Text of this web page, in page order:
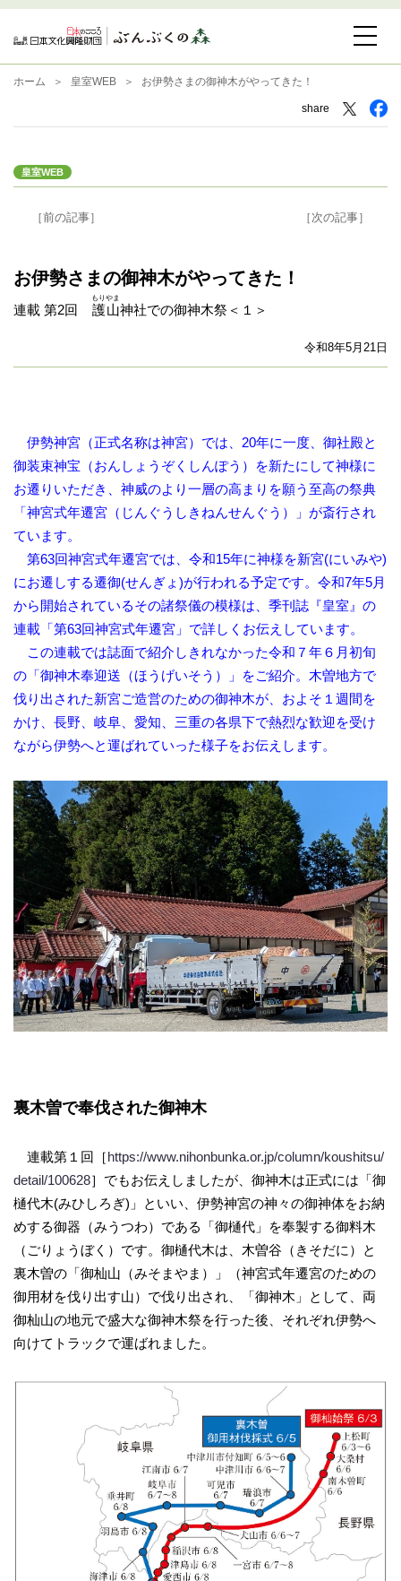
ホーム 皇室WEB お伊勢さまの御神木がやってきた！
share
皇室WEB
［前の記事］ ［次の記事］
お伊勢さまの御神木がやってきた！
連載 第2回 護山
もりやま
神社での御神木祭＜１＞
令和8年5月21日
伊勢神宮（正式名称は神宮）では、20年に一度、御社殿と
御装束神宝（おんしょうぞくしんぽう）を新たにして神様に
お遷りいただき、神威のより一層の高まりを願う至高の祭典
「神宮式年遷宮（じんぐうしきねんせんぐう）」が斎行され
ています。
第63回神宮式年遷宮では、令和15年に神様を新宮(にいみや)
にお遷しする遷御(せんぎょ)が行われる予定です。令和7年5月
から開始されているその諸祭儀の模様は、季刊誌『皇室』の
連載「第63回神宮式年遷宮」で詳しくお伝えしています。
この連載では誌面で紹介しきれなかった令和７年６月初旬
の「御神木奉迎送（ほうげいそう）」をご紹介。木曽地方で
伐り出された新宮ご造営のための御神木が、およそ１週間を
かけ、長野、岐阜、愛知、三重の各県下で熱烈な歓迎を受け
ながら伊勢へと運ばれていった様子をお伝えします。
裏木曽で奉伐された御神木
連載第１回［ https://www.nihonbunka.or.jp/column/koushitsu/
detail/100628］でもお伝えしましたが、御神木は正式には「御
樋代木(みひしろぎ)」といい、伊勢神宮の神々の御神体をお納
めする御器（みうつわ）である「御樋代」を奉製する御料木
（ごりょうぼく）です。御樋代木は、木曽谷（きそだに）と
裏木曽の「御杣山（みそまやま）」（神宮式年遷宮のための
御用材を伐り出す山）で伐り出され、「御神木」として、両
御杣山の地元で盛大な御神木祭を行った後、それぞれ伊勢へ
向けてトラックで運ばれました。